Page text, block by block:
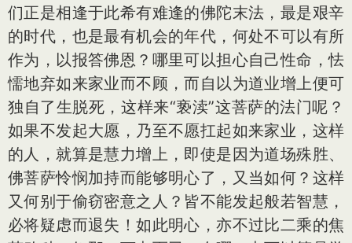
们正是相逢于此希有难逢的佛陀末法，最是艰辛
的时代，也是最有机会的年代，何处不可以有所
作为，以报答佛恩？哪里可以担心自己性命，怯
懦地弃如来家业而不顾，而自以为道业增上便可
独自了生脱死，这样来“亵渎”这菩萨的法门呢？
如果不发起大愿，乃至不愿扛起如来家业，这样
的人，就算是慧力增上，即使是因为道场殊胜、
佛菩萨怜悯加持而能够明心了，又当如何？这样
又何别于偷窃密意之人？皆不能发起般若智慧，
必将疑虑而退失！如此明心，亦不过比二乘的焦